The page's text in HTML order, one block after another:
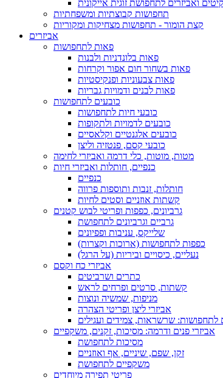
קיטים ואביזרים לתחפושת זוגית אייקונית
תחפושות קבוצתיות ומשפחתיות
קצת הומור - תחפושות מצחיקות ומקוריות
אביזרים
פאות לתחפושות
פאות בלונדניות ולבנות
פאות בשחור חום אפור וקרחות
פאות צבעוניות ופנקיסטיות
פאות לבנים ודמויות גבריות
כובעים לתחפושות
כובעי חיות לתחפושות
כובעים לדמויות ולתקופות
כובעים אלגנטיים וקלאסיים
כובעי קסם, פנטזיה וליצן
מטות, מוטות, כלי דרמה ואביזרי לחימה
כנפיים, חותלות ואביזרי חיות
כנפיים
חותלות, זנבות ותוספות פרווה
קשתות אוזניים וסטים לחיות
גרביונים, כפפות ופריטי לבוש קטנים
גרביים וגרביונים לתחפושת
שלייקס, עניבות ופפיונים
כפפות לתחפושות (ארוכות וקצרות)
נעליים, כיסויים וביריות (על הרגל)
אביזרי כח וקסם
כתרים ושרביטים
קשתות, סרטים ופרחים לראש
מניפות, שמשיה ונוצות
אביזרי ליצן ופריטי הצהרה
לתחפושות: שרשראות, צמידים ועגילים
אביזרי פנים ודרמה: מסיכות, זקנים, משקפיים
מסיכות לתחפושת
זקן, שפם, שיניים, אף ואוזניים
משקפיים לתחפושת
פריטי תפירה מיוחדים